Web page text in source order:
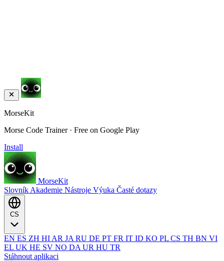
MorseKit
Morse Code Trainer · Free on Google Play
Install
MorseKit
Slovník Akademie Nástroje Výuka Časté dotazy
EN ES ZH HI AR JA RU DE PT FR IT ID KO PL CS TH BN VI
EL UK HE SV NO DA UR HU TR
Stáhnout aplikaci